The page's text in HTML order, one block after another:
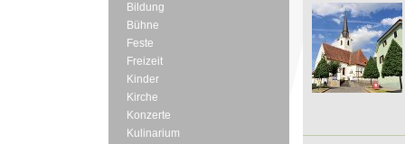
Bildung
Bühne
Feste
Freizeit
Kinder
Kirche
Konzerte
Kulinarium